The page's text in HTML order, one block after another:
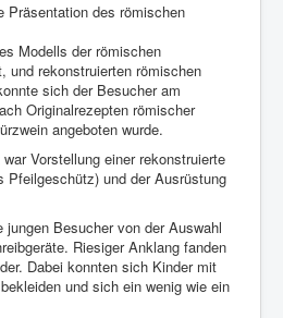
Präsentation des römischen
Modells der römischen
und rekonstruierten römischen
sich der Besucher am
Originalrezepten römischer
angeboten wurde.
Vorstellung einer rekonstruierte
Pfeilgeschütz) und der Ausrüstung
jungen Besucher von der Auswahl
Riesiger Anklang fanden
Dabei konnten sich Kinder mit
und sich ein wenig wie ein